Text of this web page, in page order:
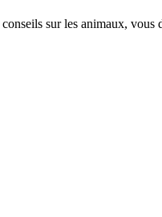
sur les animaux, vous